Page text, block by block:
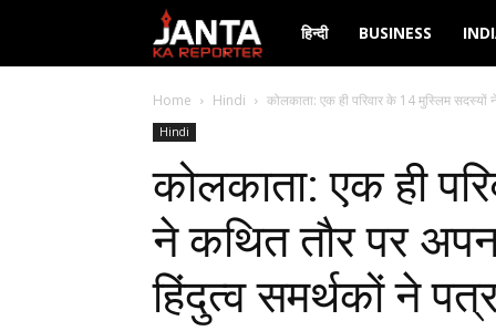
Janta
Ka
हिन्दी BUSINESS
Home Hindi कोलकाता: एक ही परिवार के 14 मुस्लिम सदस्यों
Hindi
कोलकाता: एक ही
ने कथित तौर पर
हिंदुत्व समर्थकों ने